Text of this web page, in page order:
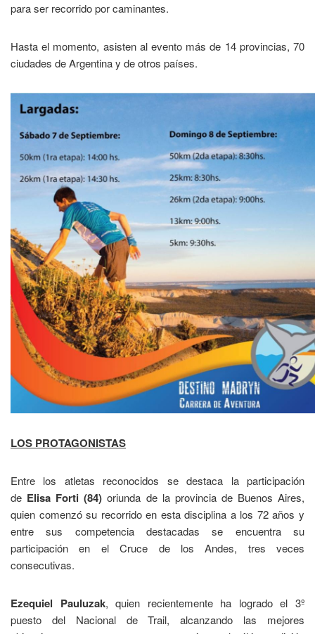
para ser recorrido por caminantes.
Hasta el momento, asisten al evento más de 14 provincias, 70
ciudades de Argentina y de otros países.
LOS PROTAGONISTAS
Entre los atletas reconocidos se destaca la participación
de Elisa Forti (84) oriunda de la provincia de Buenos Aires,
quien comenzó su recorrido en esta disciplina a los 72 años y
entre sus competencia destacadas se encuentra su
participación en el Cruce de los Andes, tres veces
consecutivas.
Ezequiel Pauluzak, quien recientemente ha logrado el 3º
puesto del Nacional de Trail, alcanzando las mejores